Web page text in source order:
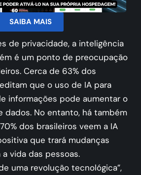
SAIBA MAIS
de privacidade, a inteligência
é um ponto de preocupação
Cerca de 63% dos
que o uso de IA para
informações pode aumentar o
dados. No entanto, há também
dos brasileiros veem a IA
que trará mudanças
vida das pessoas​.
uma revolução tecnológica”,